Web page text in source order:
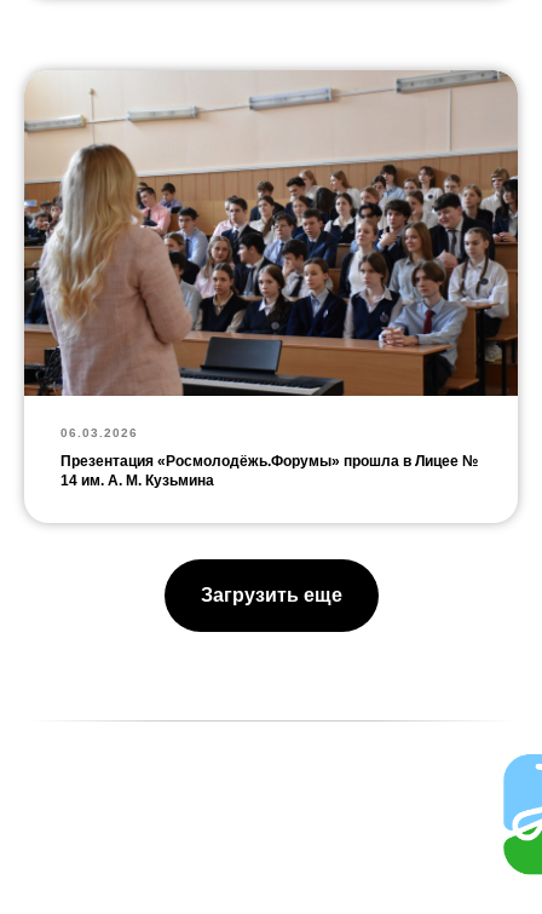
06.03.2026
Презентация «Росмолодёжь.Форумы» прошла в Лицее №
14 им. А. М. Кузьмина
Загрузить еще